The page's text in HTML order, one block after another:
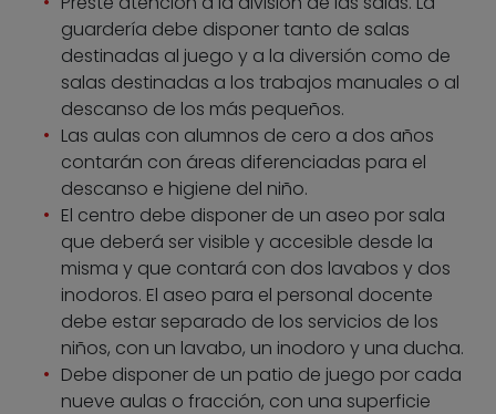
guardería debe disponer tanto de salas
destinadas al juego y a la diversión como de
salas destinadas a los trabajos manuales o al
descanso de los más pequeños.
Las aulas con alumnos de cero a dos años
contarán con áreas diferenciadas para el
descanso e higiene del niño.
El centro debe disponer de un aseo por sala
que deberá ser visible y accesible desde la
misma y que contará con dos lavabos y dos
inodoros. El aseo para el personal docente
debe estar separado de los servicios de los
niños, con un lavabo, un inodoro y una ducha.
Debe disponer de un patio de juego por cada
nueve aulas o fracción, con una superficie